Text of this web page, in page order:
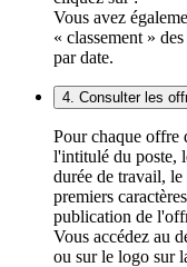
Vous avez
« classement »
par date.
4. Consulter les
Pour chaque offre
l'intitulé du poste,
durée de travail,
premiers
publication de
Vous accédez au
ou sur le logo sur